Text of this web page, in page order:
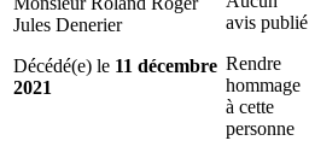
Jules Denerier
Décédé(e) le 11 décembre
2021
avis publié
Rendre
hommage
à cette
personne